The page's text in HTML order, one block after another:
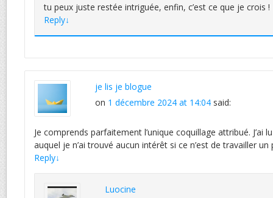
tu peux juste restée intriguée, enfin, c’est ce que je crois !
Reply↓
je lis je blogue
on 1 décembre 2024 at 14:04 said:
Je comprends parfaitement l’unique coquillage attribué. J’ai
auquel je n’ai trouvé aucun intérêt si ce n’est de travailler
Reply↓
Luocine